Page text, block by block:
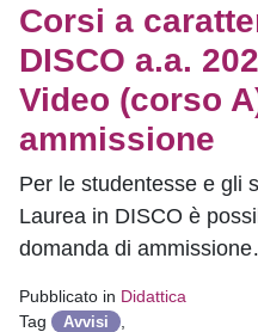
Corsi a
DISCO a.a.
Video (corso
ammissione
Per le studentesse e gli
Laurea in DISCO è
domanda di
Pubblicato in Didattica
Tag
Avvisi